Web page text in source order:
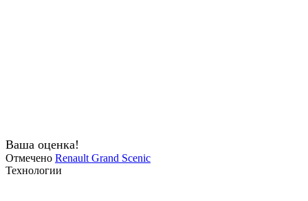
Ваша оценка!
Отмечено Renault Grand Scenic
Технологии